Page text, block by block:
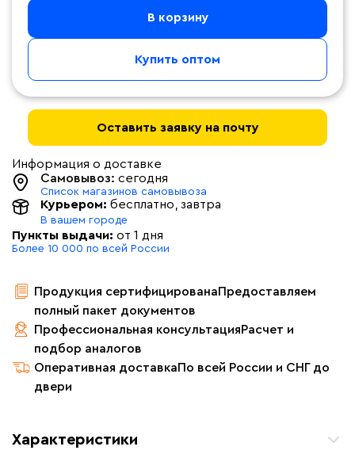
В корзину
Купить оптом
Оставить заявку на почту
Информация о доставке
Самовывоз: сегодня
Список магазинов самовывоза
Курьером: бесплатно , завтра
В вашем городе
Пункты выдачи: от 1 дня
Более 10 000 по всей России
Продукция сертифицированаПредоставляем
полный пакет документов
Профессиональная консультацияРасчет и
подбор аналогов
Оперативная доставкаПо всей России и СНГ до
двери
Характеристики